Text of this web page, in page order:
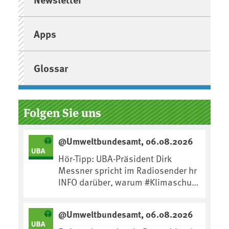
Apps
Glossar
Folgen Sie uns
@Umweltbundesamt, 06.08.2026
Hör-Tipp: UBA-Präsident Dirk
Messner spricht im Radiosender hr
INFO darüber, warum #Klimaschutz
Klimafolgen anpassen können:
@Umweltbundesamt, 06.08.2026